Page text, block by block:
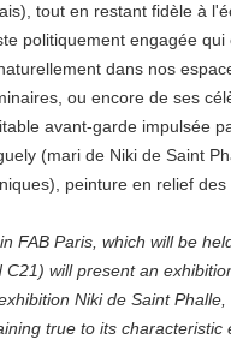
tout en restant fidèle à
politiquement engagée
dans nos
ou encore de ses
avant-garde impulsée
(mari de Niki de Saint
peinture en relief des
FAB Paris, which will be
will present an
Niki de Saint
true to its characteristic